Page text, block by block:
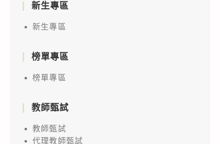
新生專區
新生專區
榜單專區
榜單專區
教師甄試
教師甄試
代理教師甄試